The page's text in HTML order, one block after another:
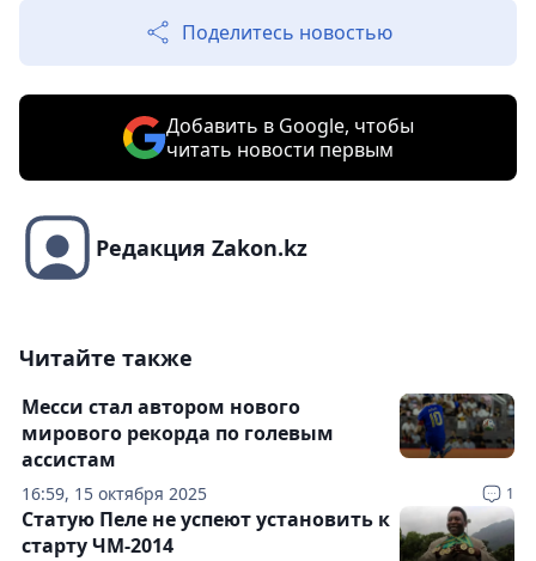
Поделитесь новостью
Добавить в Google, чтобы
читать новости первым
Редакция Zakon.kz
Читайте также
16:59, 15 октября 2025 1
Месси стал автором нового
мирового рекорда по голевым
ассистам
Статую Пеле не успеют установить к
старту ЧМ-2014